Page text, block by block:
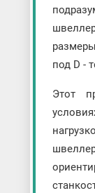
под D -
Этот